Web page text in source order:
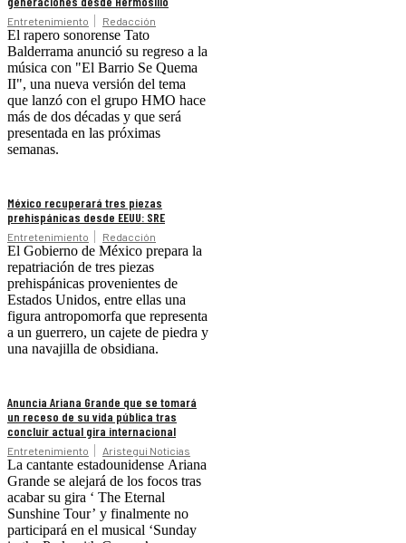
Entretenimiento Redacción
El rapero sonorense Tato
Balderrama anunció su regreso a la
música con "El Barrio Se Quema
II", una nueva versión del tema
que lanzó con el grupo HMO hace
más de dos décadas y que será
presentada en las próximas
semanas.
México recuperará tres piezas
prehispánicas desde EEUU: SRE
Entretenimiento Redacción
El Gobierno de México prepara la
repatriación de tres piezas
prehispánicas provenientes de
Estados Unidos, entre ellas una
figura antropomorfa que representa
a un guerrero, un cajete de piedra y
una navajilla de obsidiana.
Anuncia Ariana Grande que se tomará
un receso de su vida pública tras
concluir actual gira internacional
Entretenimiento Aristegui Noticias
La cantante estadounidense Ariana
Grande se alejará de los focos tras
acabar su gira ‘ The Eternal
Sunshine Tour’ y finalmente no
participará en el musical ‘Sunday